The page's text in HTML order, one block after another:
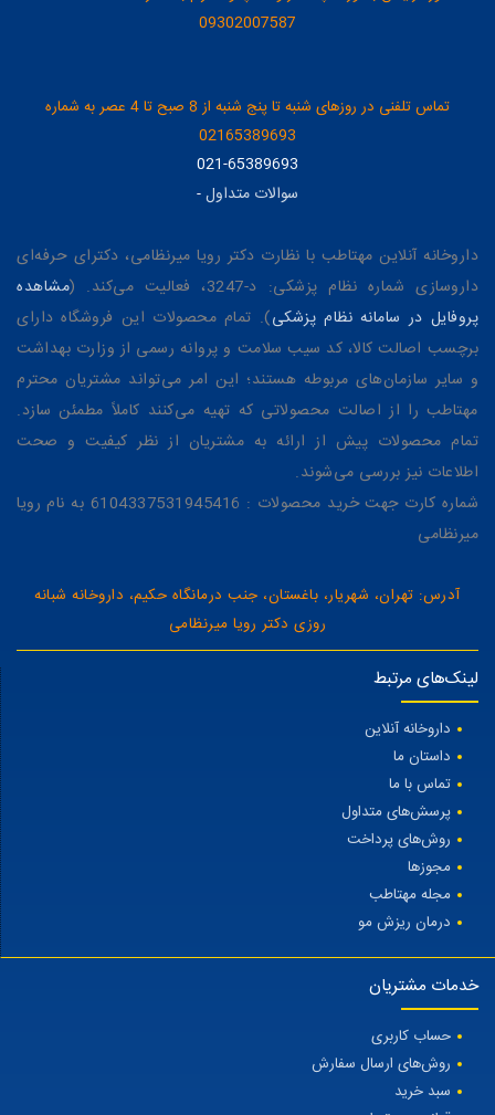
09302007587
تماس تلفنی در روزهای شنبه تا پنج شنبه از 8 صبح تا 4 عصر به شماره
02165389693
021-65389693
سوالات متداول-
داروخانه آنلاین مهتاطب با نظارت دکتر رویا میرنظامی، دکترای حرفه‌ای
داروسازی شماره نظام پزشکی: د-3247، فعالیت می‌کند. (
مشاهده
پروفایل در سامانه نظام پزشکی). تمام محصولات این فروشگاه دارای
برچسب اصالت کالا، کد سیب سلامت و پروانه رسمی از وزارت بهداشت
و سایر سازمان‌های مربوطه هستند؛ این امر می‌تواند مشتریان محترم
مهتاطب را از اصالت محصولاتی که تهیه می‌کنند کاملاً مطمئن سازد.
تمام محصولات پیش از ارائه به مشتریان از نظر کیفیت و صحت
اطلاعات نیز بررسی می‌شوند.
شماره کارت جهت خرید محصولات : 6104337531945416 به نام رویا
میرنظامی
آدرس: تهران، شهریار، باغستان، جنب درمانگاه حکیم، داروخانه شبانه
روزی دکتر رویا میرنظامی
لینک‌های مرتبط
داروخانه آنلاین
داستان ما
تماس با ما
پرسش‌های متداول
روش‌های پرداخت
مجوزها
مجله مهتاطب
درمان ریزش مو
خدمات مشتریان
حساب کاربری
روش‌های ارسال سفارش
سبد خرید